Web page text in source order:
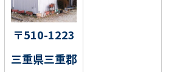
〒510-1223
三重県三重郡